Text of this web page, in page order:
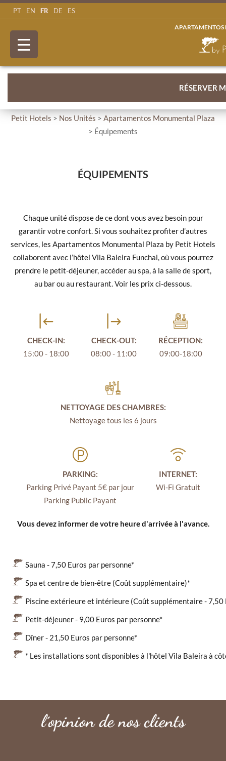
PT EN FR DE ES
RÉSERVER
Petit Hotels > Nos Unités > Apartamentos Monumental Plaza
> Équipements
ÉQUIPEMENTS
Chaque unité dispose de ce dont vous avez besoin pour
garantir votre confort. Si vous souhaitez profiter d’autres
services, les Apartamentos Monumental Plaza by Petit Hotels
collaborent avec l’hôtel Vila Baleira Funchal, où vous pourrez
prendre le petit-déjeuner, accéder au spa, à la salle de sport,
au bar ou au restaurant. Voir les prix ci-dessous.
CHECK-IN:
15:00 - 18:00
CHECK-OUT:
08:00 - 11:00
RÉCEPTION:
09:00-18:00
NETTOYAGE DES CHAMBRES:
Nettoyage tous les 6 jours
PARKING:
Parking Privé Payant 5€ par jour
Parking Public Payant
INTERNET:
Wi-Fi Gratuit
Vous devez informer de votre heure d'arrivée à l'avance.
Sauna - 7,50 Euros par personne*
Spa et centre de bien-être (Coût supplémentaire)*
Piscine extérieure et intérieure (Coût supplémentaire - 7,50
Petit-déjeuner - 9,00 Euros par personne*
Dîner - 21,50 Euros par personne*
* Les installations sont disponibles à l'hôtel Vila Baleira à
l´opinion de nos clients